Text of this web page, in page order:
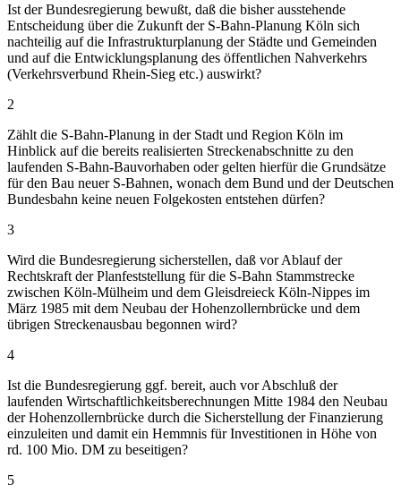
Ist der Bundesregierung bewußt, daß die bisher ausstehende
Entscheidung über die Zukunft der S-Bahn-Planung Köln sich
nachteilig auf die Infrastrukturplanung der Städte und Gemeinden
und auf die Entwicklungsplanung des öffentlichen Nahverkehrs
(Verkehrsverbund Rhein-Sieg etc.) auswirkt?
2
Zählt die S-Bahn-Planung in der Stadt und Region Köln im
Hinblick auf die bereits realisierten Streckenabschnitte zu den
laufenden S-Bahn-Bauvorhaben oder gelten hierfür die Grundsätze
für den Bau neuer S-Bahnen, wonach dem Bund und der Deutschen
Bundesbahn keine neuen Folgekosten entstehen dürfen?
3
Wird die Bundesregierung sicherstellen, daß vor Ablauf der
Rechtskraft der Planfeststellung für die S-Bahn Stammstrecke
zwischen Köln-Mülheim und dem Gleisdreieck Köln-Nippes im
März 1985 mit dem Neubau der Hohenzollernbrücke und dem
übrigen Streckenausbau begonnen wird?
4
Ist die Bundesregierung ggf. bereit, auch vor Abschluß der
laufenden Wirtschaftlichkeitsberechnungen Mitte 1984 den Neubau
der Hohenzollernbrücke durch die Sicherstellung der Finanzierung
einzuleiten und damit ein Hemmnis für Investitionen in Höhe von
rd. 100 Mio. DM zu beseitigen?
5